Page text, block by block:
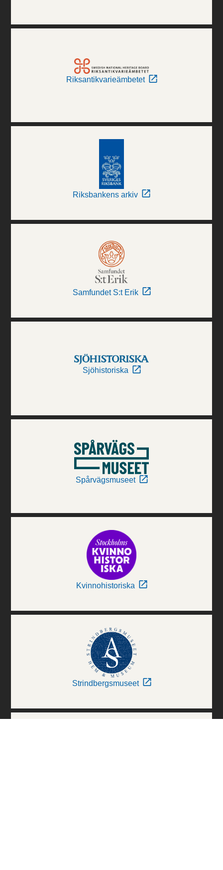
Riksantikvarieämbetet
Riksbankens arkiv
Samfundet S:t Erik
Sjöhistoriska
Spårvägsmuseet
Kvinnohistoriska
Strindbergsmuseet